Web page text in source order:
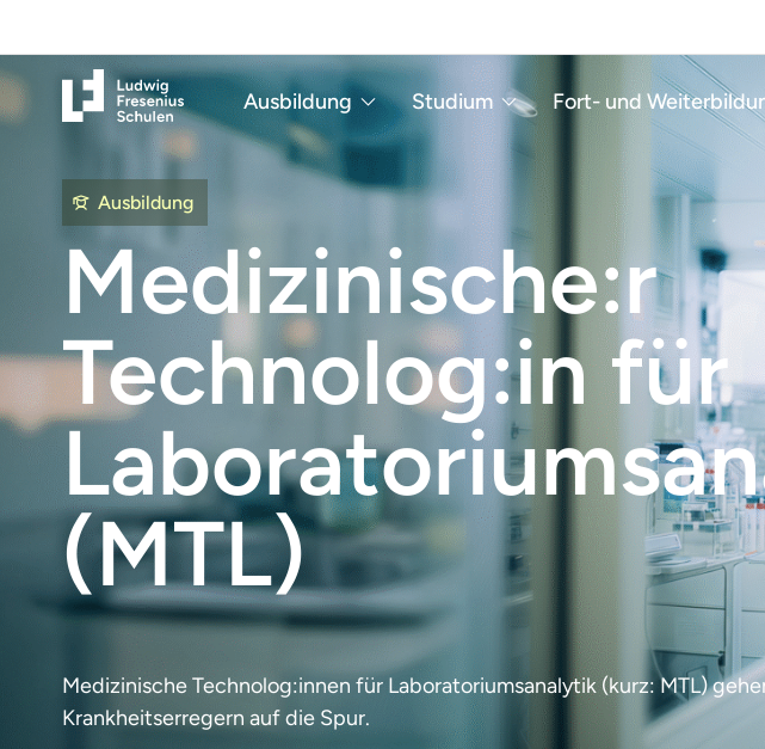
Ausbildung Studium Fort- und
Ausbildung
Medizinische:r
Technolog:in für
(MTL)
Medizinische Technolog:innen für Laboratoriumsanalytik (kurz: MTL)
Krankheitserregern auf die Spur.